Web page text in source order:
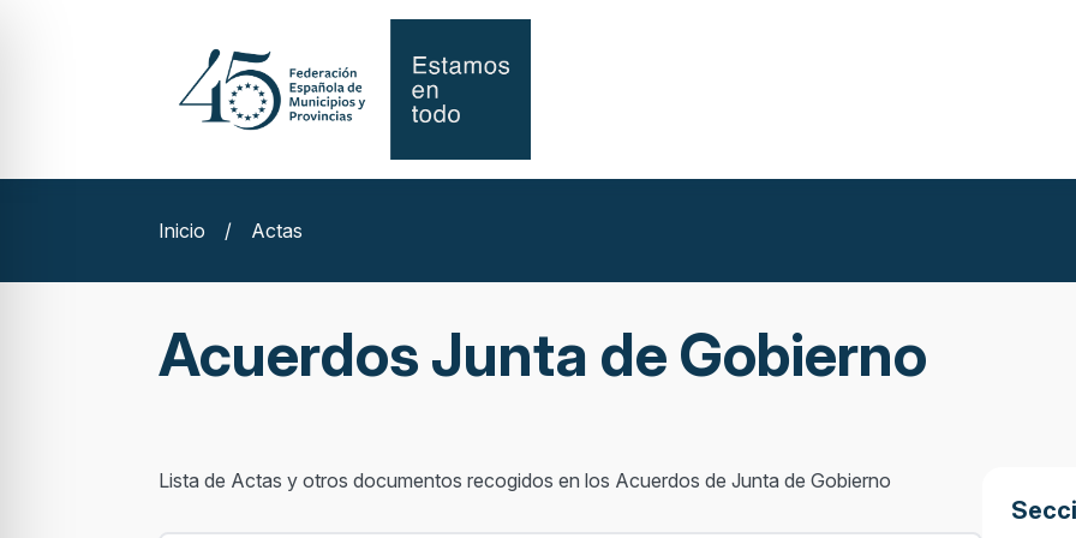
Inicio / Actas
Acuerdos Junta de Gobierno
Lista de Actas y otros documentos recogidos en los Acuerdos de Junta de Gobierno